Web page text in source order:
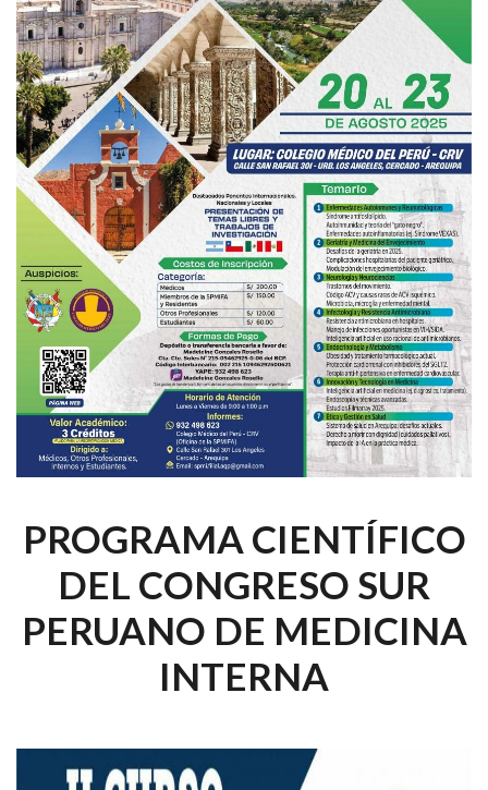
PROGRAMA CIENTÍFICO
DEL CONGRESO SUR
PERUANO DE MEDICINA
INTERNA